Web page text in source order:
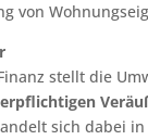
von
stellt die
sich dabei